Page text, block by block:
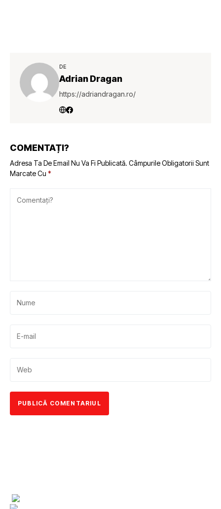
DE
Adrian Dragan
https://adriandragan.ro/
COMENTAȚI?
Adresa Ta De Email Nu Va Fi Publicată. Câmpurile Obligatorii Sunt
Marcate Cu *